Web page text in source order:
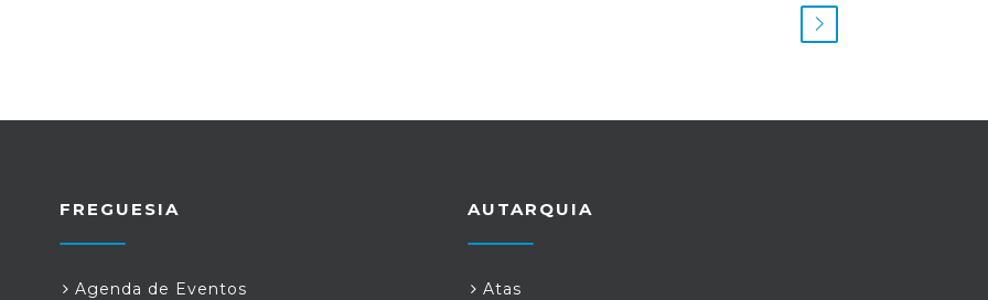
FREGUESIA
Agenda de Eventos
AUTARQUIA
Atas